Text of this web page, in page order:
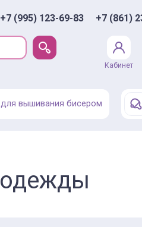
+7 (995) 123-69-83 +7 (861)
Кабинет
вышивания бисером